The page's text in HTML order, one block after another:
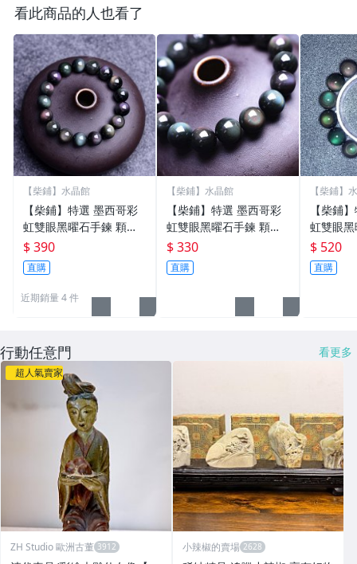
看此商品的人也看了
【柴鋪】水晶館
【柴鋪】特選 墨西哥彩
虹雙眼黑曜石手鍊 顆顆
雙眼 10mm圓珠(G1-2)
$ 390
直購
近期銷量 4 件
【柴鋪】水晶館
【柴鋪】特選 墨西哥彩
虹雙眼黑曜石手鍊 顆顆
雙眼 8mm圓珠(G1-3)
$ 330
直購
【柴鋪】
【柴鋪】特選
虹雙眼黑
雙眼 14mm圓珠 男款 (G
1-6)
$ 520
直購
行動任意門 看更多
超人氣賣家
ZH Studio 歐洲古董 小辣椒的賣場